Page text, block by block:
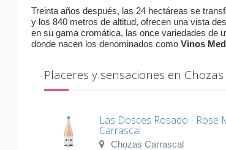
Treinta años después, las 24 hectáreas se
y los 840 metros de altitud, ofrecen una vista
en su gama cromática, las once variedades de
donde nacen los denominados como Vinos
Placeres y sensaciones en
Las Dosces Rosado - Rose
Carrascal
Chozas Carrascal